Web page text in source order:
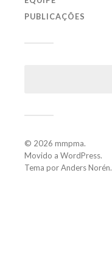
PUBLICAÇÕES
© 2026 mmpma.
Movido a WordPress.
Tema porAnders Norén.